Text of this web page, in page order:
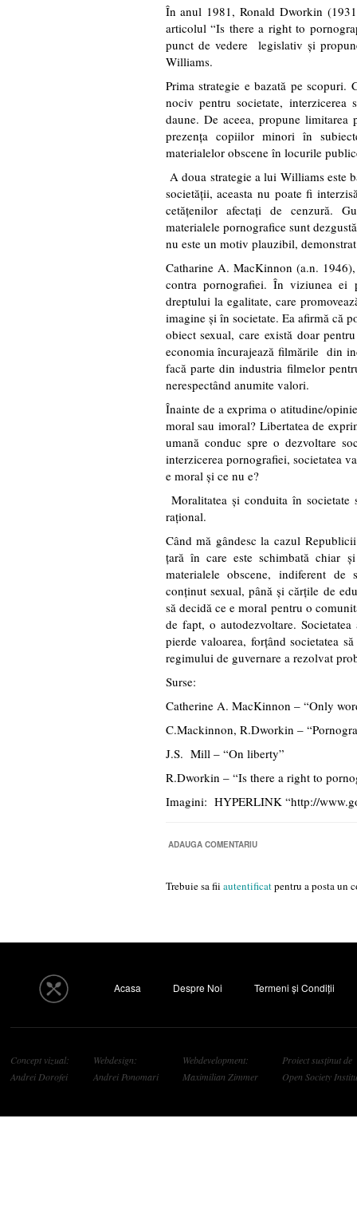
În anul 1981, Ronald Dworkin
articolul “Is there a right to
punct de vedere legislativ şi
Williams.
Prima strategie e bazată pe scopuri.
nociv pentru societate, interzicerea
daune. De aceea, propune limitarea
prezenţa copiilor minori în
materialelor obscene în locurile
A doua strategie a lui Williams este
societăţii, aceasta nu poate fi
cetăţenilor afectaţi de cenzură.
materialele pornografice sunt
nu este un motiv plauzibil,
Catharine A. MacKinnon (a.n.
contra pornografiei. În viziunea ei
dreptului la egalitate, care
imagine şi în societate. Ea afirmă că
obiect sexual, care există doar
economia încurajează filmările din
facă parte din industria filmelor
nerespectând anumite valori.
Înainte de a exprima o atitudine/
moral sau imoral? Libertatea de
umană conduc spre o dezvoltare
interzicerea pornografiei, societatea
e moral şi ce nu e?
Moralitatea şi conduita în
raţional.
Când mă gândesc la cazul
ţară în care este schimbată chiar
materialele obscene, indiferent
conţinut sexual, până şi cărţile de
să decidă ce e moral pentru o
de fapt, o autodezvoltare.
pierde valoarea, forţând societatea
regimului de guvernare a rezolvat
Surse:
Catherine A. MacKinnon – “Only
C.Mackinnon, R.Dworkin –
J.S. Mill – “On liberty”
R.Dworkin – “Is there a right to
Imagini: HYPERLINK “http://
ADAUGA COMENTARIU
Trebuie sa fii autentificatpentru a posta un
Acasa Despre Noi Termeni și Condiții
Concept vizual:
Andrei Dorofei
Webdesign:
Andrei Ponomari
Webdevelopment:
Maximilian Zimmer
Proiect susținut de
Open Society